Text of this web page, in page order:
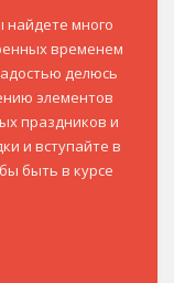
найдете много
временем
делюсь
элементов
праздников и
и вступайте в
быть в курсе